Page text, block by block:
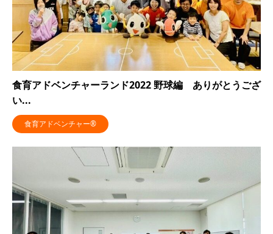
食育アドベンチャーランド2022 野球編 ありがとうござ
い...
食育アドベンチャー®